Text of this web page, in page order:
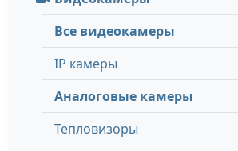
Все видеокамеры
IP камеры
Аналоговые камеры
Тепловизоры